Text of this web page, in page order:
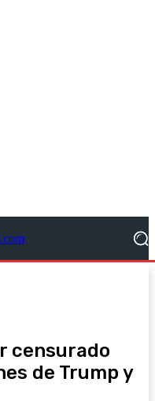
censurado
de Trump y